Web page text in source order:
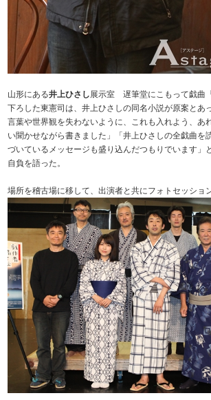
山形にある井上ひさし展示室 遅筆堂にこもって戯曲
下ろした東憲司は、井上ひさしの同名小説が原案とあ
言葉や世界観を失わないように、これも入れよう、あ
い聞かせながら書きました」「井上ひさしの全戯曲を
づいているメッセージも盛り込んだつもりでいます」
自負を語った。
場所を稽古場に移して、出演者と共にフォトセッショ